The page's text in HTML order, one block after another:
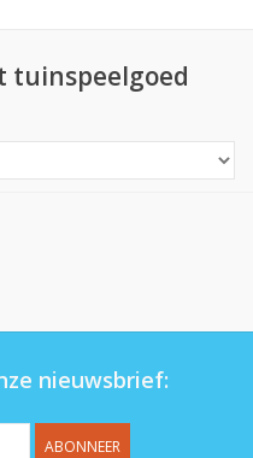
tuinspeelgoed
nieuwsbrief:
ABONNEER